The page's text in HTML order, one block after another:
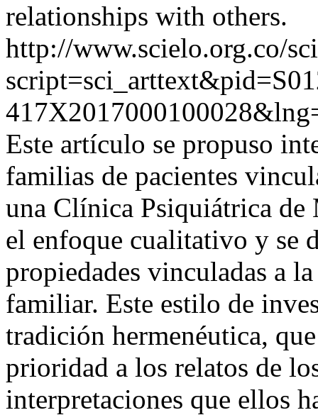
relationships with others.
http://www.scielo.org.co/
Este artículo se propuso
familias de pacientes
una Clínica Psiquiátrica
el enfoque cualitativo y se
propiedades vinculadas a
familiar. Este estilo de
tradición hermenéutica,
prioridad a los relatos de
interpretaciones que ellos